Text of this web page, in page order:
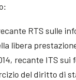
RTS sulle
libera
recante ITS
del diritto di